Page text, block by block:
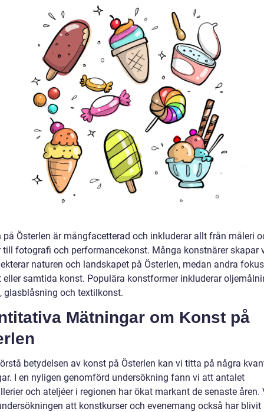
på Österlen är mångfacetterad och inkluderar allt från måleri
till fotografi och performancekonst. Många konstnärer skapar
naturen och landskapet på Österlen, medan andra
eller samtida konst. Populära konstformer inkluderar
glasblåsning och textilkonst.
Mätningar om Konst på
betydelsen av konst på Österlen kan vi titta på några
I en nyligen genomförd undersökning fann vi att antalet
och ateljéer i regionen har ökat markant de senaste åren.
att konstkurser och evenemang också har blivit